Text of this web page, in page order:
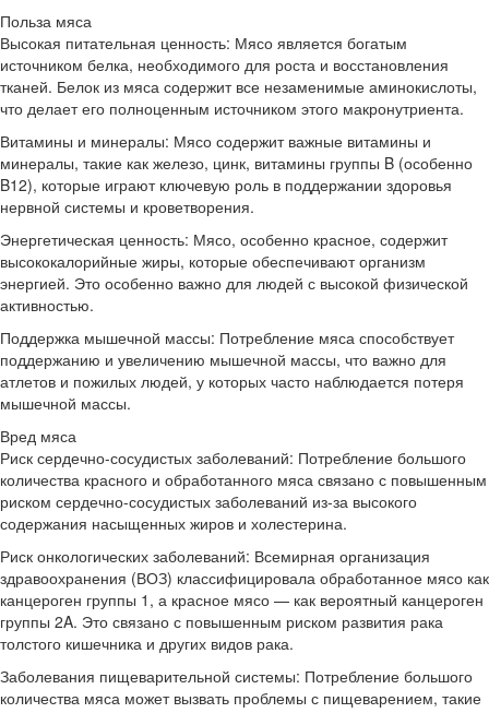
Польза мяса
Высокая питательная ценность: Мясо является богатым
источником белка, необходимого для роста и восстановления
тканей. Белок из мяса содержит все незаменимые аминокислоты,
что делает его полноценным источником этого макронутриента.
Витамины и минералы: Мясо содержит важные витамины и
минералы, такие как железо, цинк, витамины группы B (особенно
B12), которые играют ключевую роль в поддержании здоровья
нервной системы и кроветворения.
Энергетическая ценность: Мясо, особенно красное, содержит
высококалорийные жиры, которые обеспечивают организм
энергией. Это особенно важно для людей с высокой физической
активностью.
Поддержка мышечной массы: Потребление мяса способствует
поддержанию и увеличению мышечной массы, что важно для
атлетов и пожилых людей, у которых часто наблюдается потеря
мышечной массы.
Вред мяса
Риск сердечно-сосудистых заболеваний: Потребление большого
количества красного и обработанного мяса связано с повышенным
риском сердечно-сосудистых заболеваний из-за высокого
содержания насыщенных жиров и холестерина.
Риск онкологических заболеваний: Всемирная организация
здравоохранения (ВОЗ) классифицировала обработанное мясо как
канцероген группы 1, а красное мясо — как вероятный канцероген
группы 2A. Это связано с повышенным риском развития рака
толстого кишечника и других видов рака.
Заболевания пищеварительной системы: Потребление большого
количества мяса может вызвать проблемы с пищеварением, такие